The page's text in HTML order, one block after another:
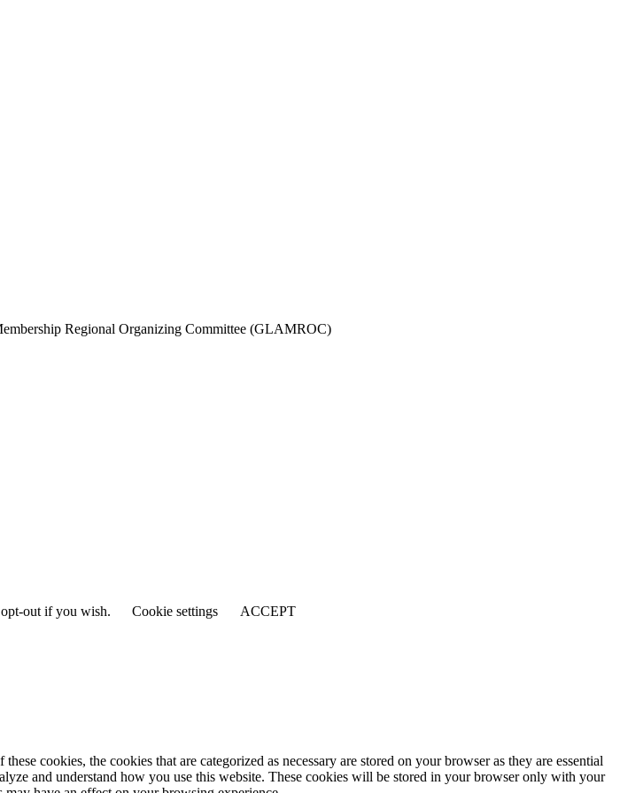
Regional Organizing Committee (GLAMROC)
out if you wish. Cookie settings ACCEPT
cookies, the cookies that are categorized as necessary are stored on your browser as they are essential
and understand how you use this website. These cookies will be stored in your browser only with your